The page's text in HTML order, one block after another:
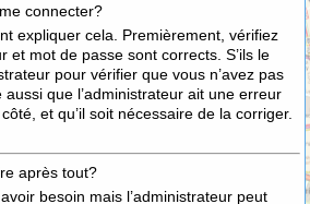
connecter?
expliquer cela. Premièrement, vérifiez
et mot de passe sont corrects. S’ils le
pour vérifier que vous n’avez pas
que l’administrateur ait une erreur
et qu’il soit nécessaire de la corriger.
après tout?
besoin mais l’administrateur peut